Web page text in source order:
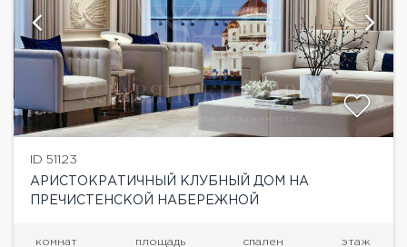
ID 51123
АРИСТОКРАТИЧНЫЙ КЛУБНЫЙ ДОМ НА
ПРЕЧИСТЕНСКОЙ НАБЕРЕЖНОЙ
комнат площадь спален этаж